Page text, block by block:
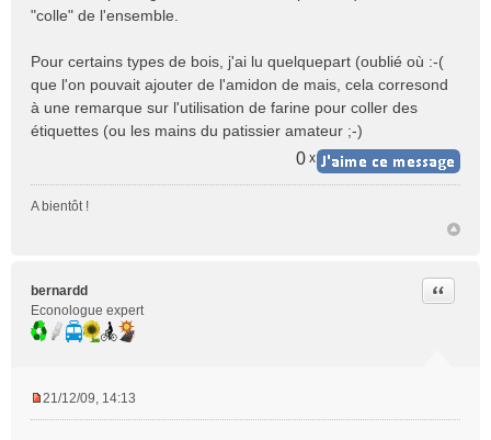
"colle" de l'ensemble.
Pour certains types de bois, j'ai lu quelquepart (oublié où :-(
que l'on pouvait ajouter de l'amidon de mais, cela corresond
à une remarque sur l'utilisation de farine pour coller des
étiquettes (ou les mains du patissier amateur ;-)
0 x
A bientôt !
bernardd
Econologue expert
Citer
21/12/09, 14:13